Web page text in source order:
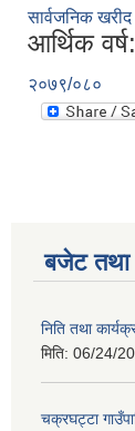
सार्वजनिक
आर्थिक वर्ष:
२०७९/०८०
बजेट तथा
निति तथा
मिति: 06/24/
चक्रघट्टा